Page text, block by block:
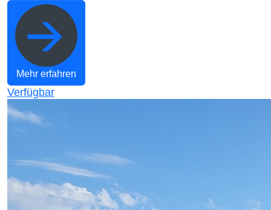
Mehr erfahren
Verfügbar